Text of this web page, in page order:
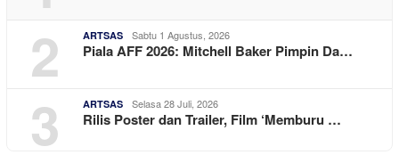
2 ARTSAS Sabtu 1 Agustus, 2026
Piala AFF 2026: Mitchell Baker Pimpin Da…
3 ARTSAS Selasa 28 Juli, 2026
Rilis Poster dan Trailer, Film ‘Memburu …